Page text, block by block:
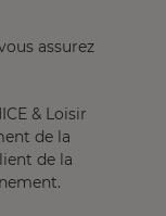
assurez
& Loisir
de la
de la